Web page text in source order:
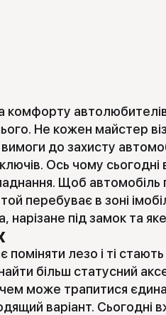
Не кожен майстер
до захисту
Ось чому
Щоб
перебуває в зоні
під замок та
лезо і ті
більш статусний
може трапитися
варіант. Сьогодні